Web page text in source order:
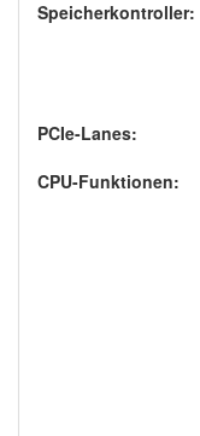
Speicherkontroller:
PCIe-Lanes:
CPU-Funktionen: